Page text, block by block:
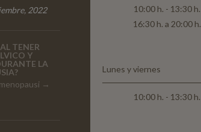
2022
TENER
Y
LA
10:00 h. - 13:30 h.
16:30 h. a 20:00 h.
Lunes y viernes
10:00 h. - 13:30 h.